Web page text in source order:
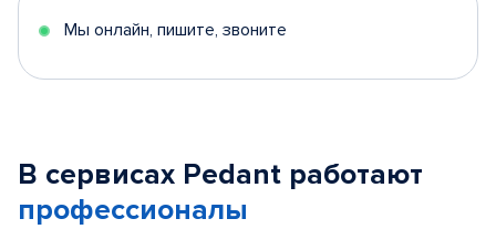
Мы онлайн, пишите, звоните
В сервисах Pedant работают
профессионалы